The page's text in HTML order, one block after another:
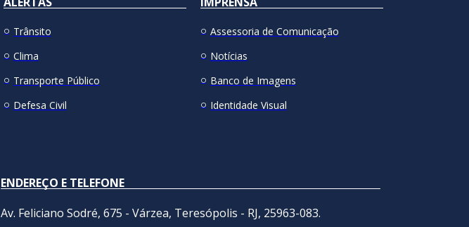
Trânsito
Clima
Transporte Público
Defesa Civil
Assessoria de Comunicação
Notícias
Banco de Imagens
Identidade Visual
ENDEREÇO E TELEFONE
Av. Feliciano Sodré, 675 - Várzea, Teresópolis - RJ, 25963-083.